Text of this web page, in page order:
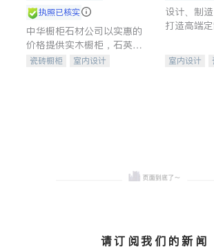
执照已核实
中华橱柜石材公司以实惠的
价格提供实木橱柜，石英石
台面，多种优质不锈钢水
瓷砖橱柜
室内设计
设计、制
打造高端
室内设计
请订阅我们的新闻